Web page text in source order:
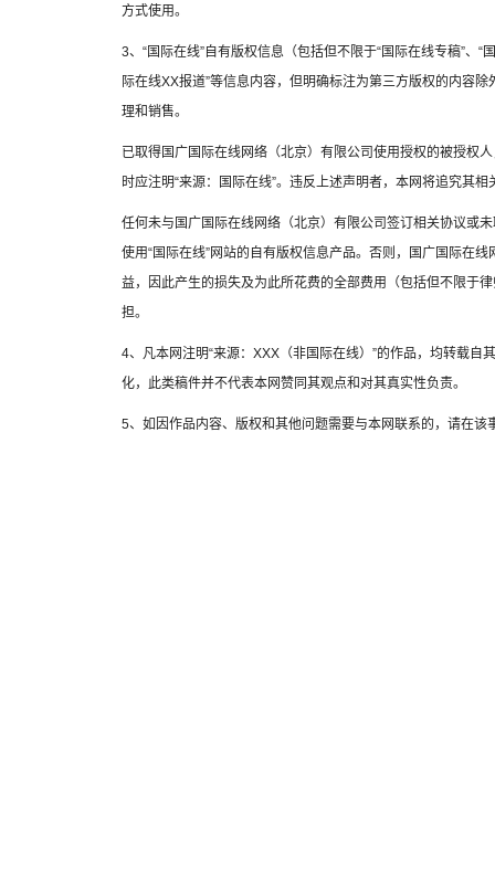
方式使用。
3、“国际在线”自有版权信息（包括但不限于“国际在线专稿”、“
际在线XX报道”等信息内容，但明确标注为第三方版权的内容
理和销售。
已取得国广国际在线网络（北京）有限公司使用授权的被授权
时应注明“来源：国际在线”。违反上述声明者，本网将追究其相
任何未与国广国际在线网络（北京）有限公司签订相关协议或
使用“国际在线”网站的自有版权信息产品。否则，国广国际在
益，因此产生的损失及为此所花费的全部费用（包括但不限于
担。
4、凡本网注明“来源：XXX（非国际在线）”的作品，均转载自
化，此类稿件并不代表本网赞同其观点和对其真实性负责。
5、如因作品内容、版权和其他问题需要与本网联系的，请在该